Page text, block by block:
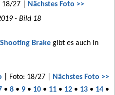
18/27 | Nächstes Foto >>
- Bild 18
Brake gibt es auch in
| Foto: 18/27 | Nächstes Foto >>
• 8• 9• 10• 11• 12• 13• 14•